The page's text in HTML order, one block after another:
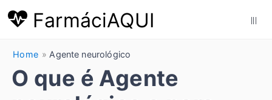
FarmáciAQUI
Home Agente neurológico
O que é Agente